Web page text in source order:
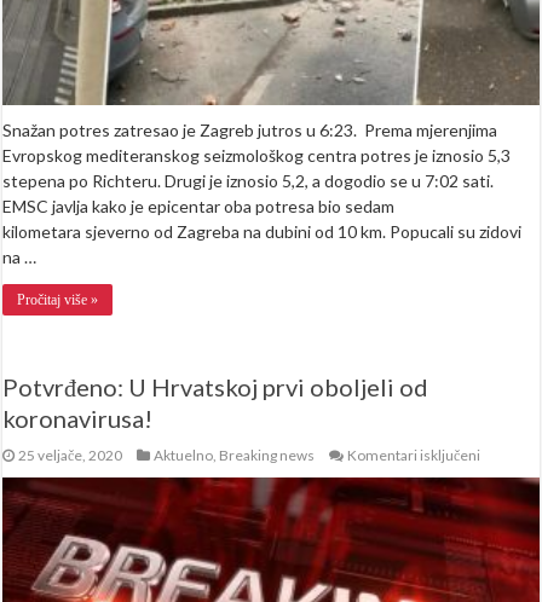
Snažan potres zatresao je Zagreb jutros u 6:23. Prema mjerenjima
Evropskog mediteranskog seizmološkog centra potres je iznosio 5,3
stepena po Richteru. Drugi je iznosio 5,2, a dogodio se u 7:02 sati.
EMSC javlja kako je epicentar oba potresa bio sedam
kilometara sjeverno od Zagreba na dubini od 10 km. Popucali su zidovi
na …
Pročitaj više »
Potvrđeno: U Hrvatskoj prvi oboljeli od
koronavirusa!
25 veljače, 2020 Aktuelno Breaking news Komentari isključeni
U
Hrvatskoj
prvi
oboljeli
od